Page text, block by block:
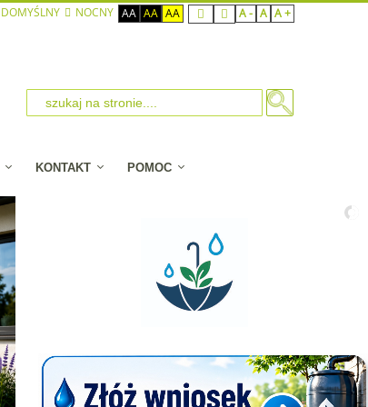
DOMYŚLNY NOCNY AA AA AA A - A A +
KONTAKT POMOC